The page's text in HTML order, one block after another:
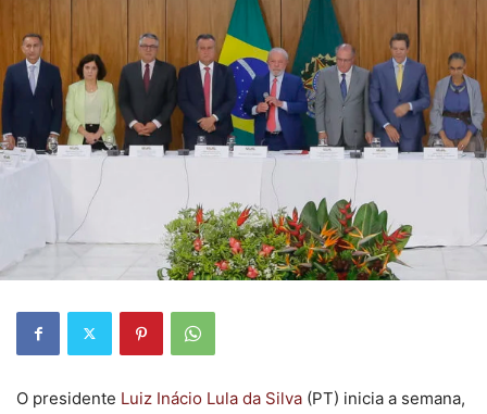
O presidente Luiz Inácio Lula da Silva (PT) inicia a semana,